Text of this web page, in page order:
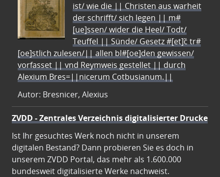
ist/ wie die || Christen aus warheit
der schrifft/ sich legen || m#
[ue]ssen/ wider die Heel/ Todt/
Teuffel || Sünde/ Gesetz #[et]c̃ tr#
[oe]stlich zulesen/|| allen bl#[oe]den gewissen/
vorfasset || vnd Reymweis gestellet || durch
Alexium Bres=||nicerum Cotbusianum.||
Autor: Bresnicer, Alexius
ZVDD - Zentrales Verzeichnis digitalisierter Drucke
Ist Ihr gesuchtes Werk noch nicht in unserem
digitalen Bestand? Dann probieren Sie es doch in
unserem ZVDD Portal, das mehr als 1.600.000
bundesweit digitalisierte Werke nachweist.